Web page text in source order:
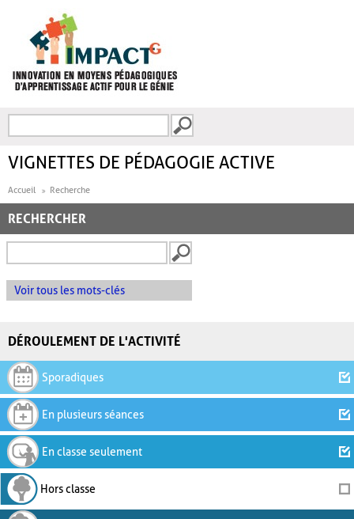
FORMULAIRE DE
VIGNETTES DE PÉDAGOGIE ACTIVE
Accueil Recherche
RECHERCHER
Voir tous les mots-clés
DÉROULEMENT DE L'ACTIVITÉ
Sporadiques
En plusieurs séances
En classe seulement
Hors classe